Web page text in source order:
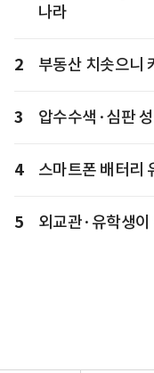
나라
2 부동산 치솟으니
3 압수수색·심판
4 스마트폰 배터리
5 외교관·유학생